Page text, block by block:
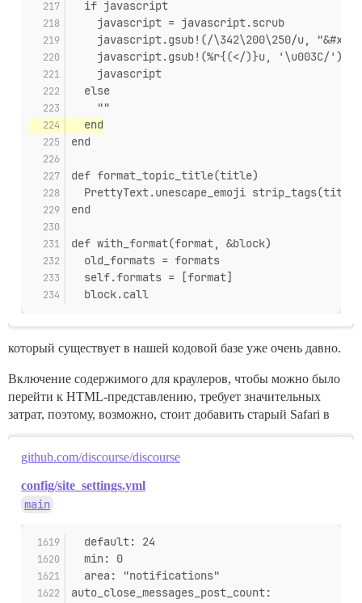
  if javascript
    javascript = javascript.scrub
javascript.gsub!(/\342\200\250/u,
    javascript.gsub!(%r{(</)}u, '\u003C/')
    javascript
  else
    ""
  end
end
def format_topic_title(title)
  PrettyText.unescape_emoji strip_tags(title)
end
def with_format(format, &block)
  old_formats = formats
  self.formats = [format]
  block.call
который существует в нашей кодовой базе уже очень давно.
Включение содержимого для краулеров, чтобы можно было
перейти к HTML-представлению, требует значительных
затрат, поэтому, возможно, стоит добавить старый Safari в
github.com/discourse/discourse
config/site_settings.yml
main
  default: 24
  min: 0
  area: "notifications"
auto_close_messages_post_count: